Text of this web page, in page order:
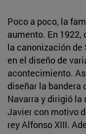
Poco a poco, la
aumento. En
la canonización de
en el diseño de
acontecimiento.
diseñar la bandera
Navarra y dirigió
Javier con motivo
rey Alfonso XIII.